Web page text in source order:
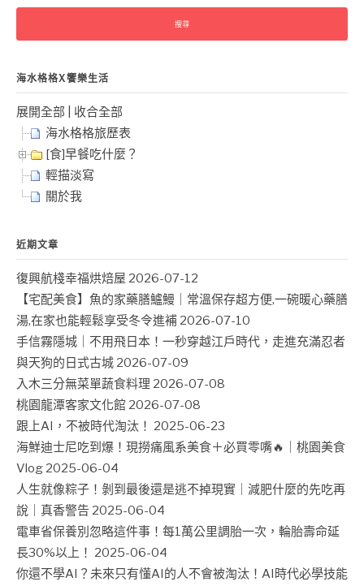
關
字:
海水格格X饗樂生活
展開全部
收合全部
海水格格旅歷表
[食]早餐吃什麼？
輕描淡寫
關於我
近期文章
復興航棧幸福烘焙屋 2026-07-12
【宅配美食】魚的家藥膳鱸鰻｜常溫保存超方便,一碗暖心藥膳
湯,在家也能輕鬆享受冬令進補 2026-07-10
手信霧隱城｜不用飛日本！一秒穿越江戶時代，走進充滿忍者
與天狗的日式古城 2026-07-09
入木三分無菜單蔬食料理 2026-07-08
桃園龍潭客家文化館 2026-07-08
跟上AI，不被時代淘汰！ 2025-06-23
海鮮迪士尼吃到爆！現撈痛風系美食＋必買零嘴🔥｜桃園美食
Vlog 2025-06-04
人生就像粽子！剝到最後還是逃不掉現實｜減肥什麼的先吃再
說｜真香警告 2025-06-04
電車省保養別忽略這件事！每1萬公里調胎一次，輪胎壽命延
長30%以上！ 2025-06-04
你還不學AI？未來只有懂AI的人不會被淘汰！AI時代必學技能